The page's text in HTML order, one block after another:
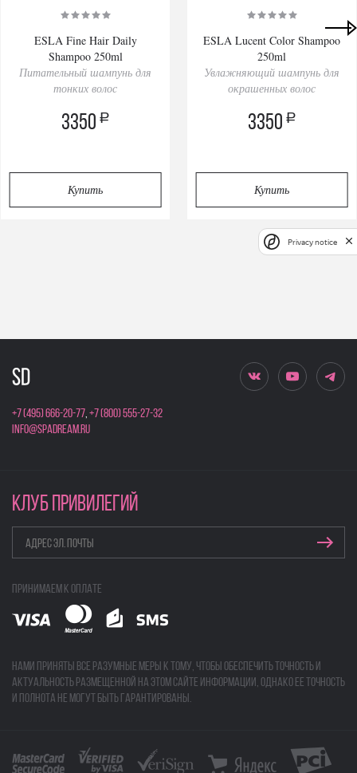
ESLA Fine Hair Daily
Shampoo 250ml
Питательный шампунь для
тонких волос
3350 a
Купить
ESLA Lucent Color Shampoo
250ml
Увлажняющий шампунь для
окрашенных волос
3350 a
Купить
+7 (495) 666-20-77,+7 (800) 555-27-32
info@spadream.ru
КЛУБ ПРИВИЛЕГИЙ
Принимаем к оплате
Нами приняты все разумные меры к тому, чтобы обеспечить точность и
актуальность размещенной на этом сайте информации, однако ее точность
и полнота не могут быть гарантированы.
Privacy notice